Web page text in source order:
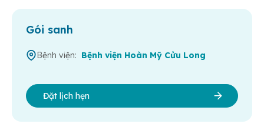
Gói sanh
Bệnh viện: Bệnh viện Hoàn Mỹ Cửu Long
Đặt lịch hẹn